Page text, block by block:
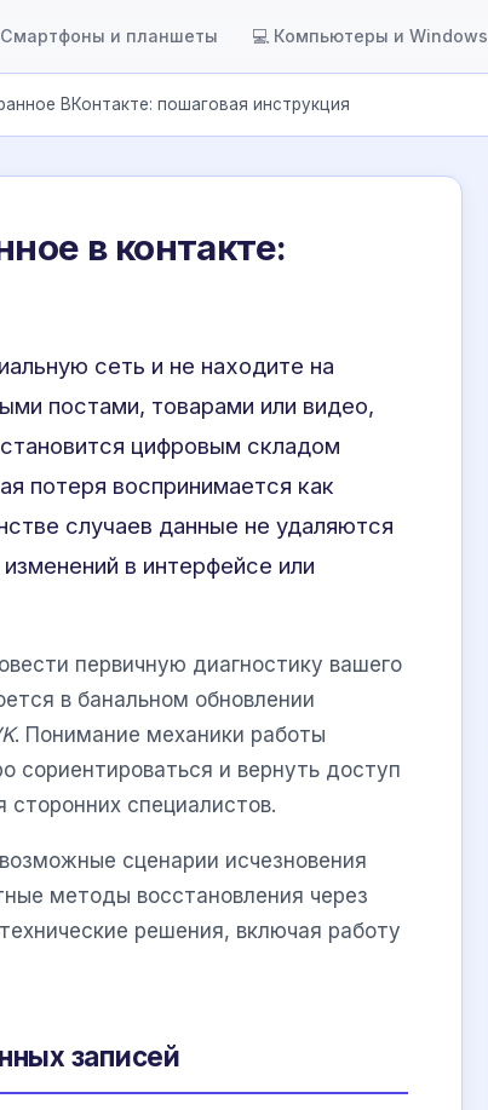
Смартфоны и планшеты 💻 Компьютеры и Windows
ВКонтакте: пошаговая инструкция
в контакте:
сеть и не находите на
постами, товарами или видео,
цифровым складом
потеря воспринимается как
случаев данные не удаляются
в интерфейсе или
первичную диагностику вашего
в банальном обновлении
. Понимание механики работы
и вернуть доступ
сторонних специалистов.
сценарии исчезновения
методы восстановления через
решения, включая работу
записей